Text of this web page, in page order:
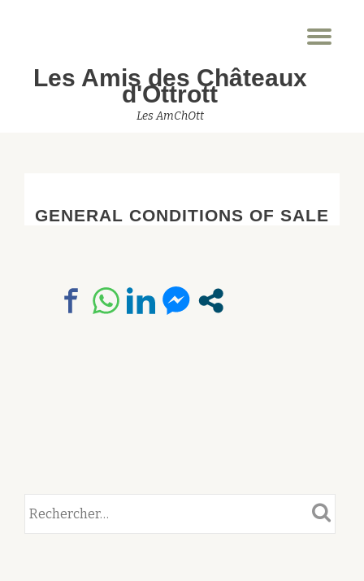
contenuLes Amis des Châteaux
d'Ottrott
Les AmChOtt
GENERAL CONDITIONS OF SALE